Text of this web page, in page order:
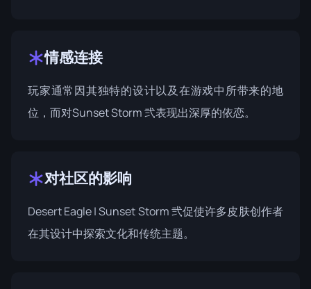
情感连接
玩家通常因其独特的设计以及在游戏中所带来的地
位，而对Sunset Storm 弐表现出深厚的依恋。
对社区的影响
Desert Eagle | Sunset Storm 弐促使许多皮肤创作者
在其设计中探索文化和传统主题。